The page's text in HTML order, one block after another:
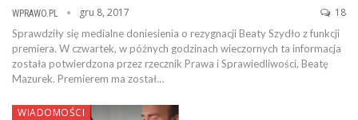
WPRAWO.PL gru 8, 2017 18
Sprawdziły się medialne doniesienia o rezygnacji Beaty Szydło z funkcji
premiera. W czwartek, w późnych godzinach wieczornych ta informacja
została potwierdzona przez rzecznik Prawa i Sprawiedliwości, Beatę
Mazurek. Premierem ma został…
WIADOMOŚCI